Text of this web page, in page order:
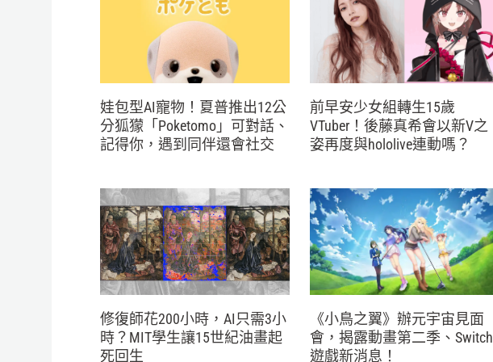
娃包型AI寵物！夏普推出12公
分狐獴「Poketomo」可對話、
記得你，遇到同伴還會社交
前早安少女組轉生15歲
VTuber！後藤真希會以新V之
姿再度與hololive連動嗎？
修復師花200小時，AI只需3小
時？MIT學生讓15世紀油畫起
死回生
《小鳥之翼》辦元宇宙見面
會，揭露動畫第二季、Switch
遊戲新消息！